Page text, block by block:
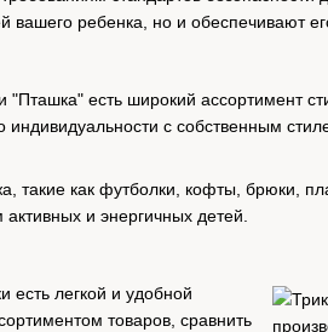
ребенка, но и обеспечивают
"Пташка" есть широкий ассортимент
с собственным
такие как футболки, кофты, брюки,
и энергичных детей.
есть легкой и удобной
товаров, сравнить